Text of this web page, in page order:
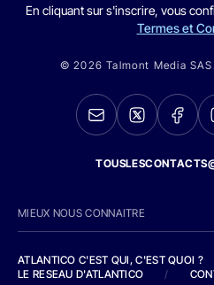
En cliquant sur s'inscrire, vous
Termes et
© 2026 Talmont Media
MIEUX NOUS CONNAITRE
ATLANTICO C'EST QUI, C'EST QUOI ?
LE RESEAU D'ATLANTICO
/